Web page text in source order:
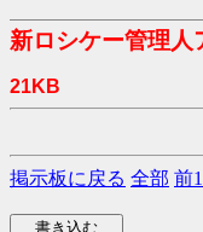
新ロシケー管理人
21KB
掲示板に戻る 全部 前